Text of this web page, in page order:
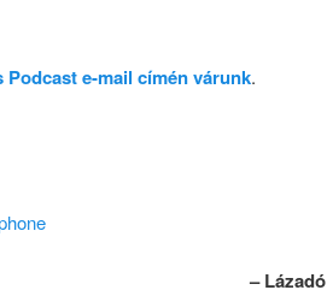
e-mail címén várunk.
– Lázadó